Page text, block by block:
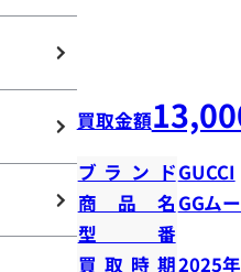
買取金額
ブランドGUCCI
商品名 GGム
型番
買取時期2025